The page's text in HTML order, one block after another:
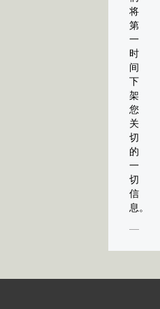
将
第
一
时
间
下
架
您
关
切
的
一
切
信
息。